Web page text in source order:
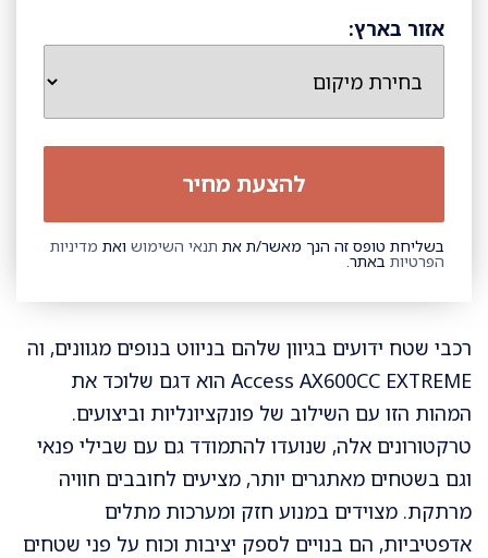
אזור בארץ:
בשליחת טופס זה הנך מאשר/ת את תנאי השימוש ואת מדיניות
הפרטיות באתר.
רכבי שטח ידועים בגיוון שלהם בניווט בנופים מגוונים, וה
Access AX600CC EXTREME הוא דגם שלוכד את
המהות הזו עם השילוב של פונקציונליות וביצועים.
טרקטורונים אלה, שנועדו להתמודד גם עם שבילי פנאי
וגם בשטחים מאתגרים יותר, מציעים לחובבים חוויה
מרתקת. מצוידים במנוע חזק ומערכות מתלים
אדפטיביות, הם בנויים לספק יציבות וכוח על פני שטחים